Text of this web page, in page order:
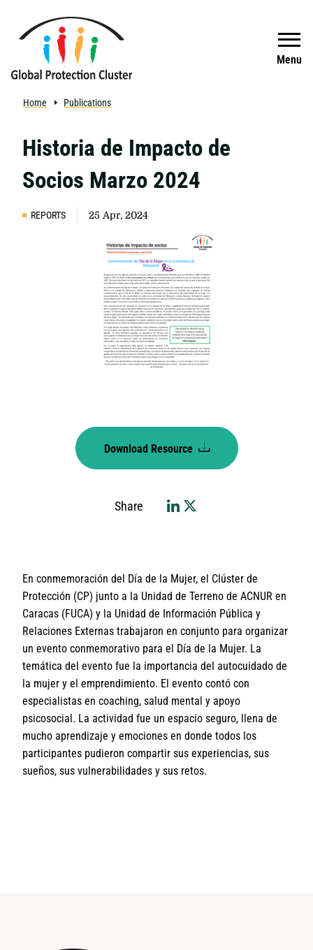
Menu
Search
Home Publications
Historia de Impacto de
Socios Marzo 2024
REPORTS 25 Apr, 2024
Download Resource
Share
En conmemoración del Día de la Mujer, el Clúster de
Protección (CP) junto a la Unidad de Terreno de ACNUR en
Caracas (FUCA) y la Unidad de Información Pública y
Relaciones Externas trabajaron en conjunto para organizar
un evento conmemorativo para el Día de la Mujer. La
temática del evento fue la importancia del autocuidado de
la mujer y el emprendimiento. El evento contó con
especialistas en coaching, salud mental y apoyo
psicosocial. La actividad fue un espacio seguro, llena de
mucho aprendizaje y emociones en donde todos los
participantes pudieron compartir sus experiencias, sus
sueños, sus vulnerabilidades y sus retos.